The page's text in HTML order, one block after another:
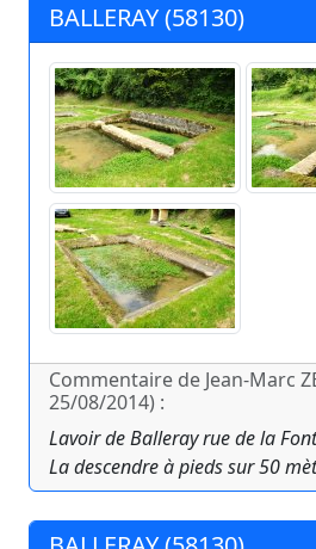
BALLERAY (58130)
Commentaire de Jean-Marc
25/08/2014) :
Lavoir de Balleray rue de la
La descendre à pieds sur 50